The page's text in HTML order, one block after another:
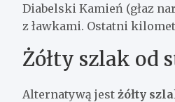
Diabelski Kamień (głaz
z ławkami. Ostatni
Żółty szlak od
Alternatywą jest żółty